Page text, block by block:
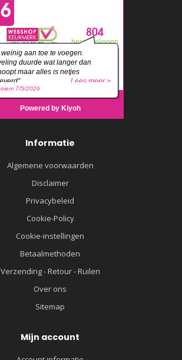
Informatie
Algemene voorwaarden
Disclaimer
Privacybeleid
Cookie-Policy
Cookie-instellingen
Betaalmethoden
Verzending - Retour - Ruilen
Over ons
Sitemap
Mijn account